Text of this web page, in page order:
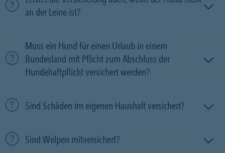
an der Leine ist?
Muss ein Hund für einen Urlaub in einem
Bundesland mit Pflicht zum Abschluss der
Hundehaftpflicht versichert werden?
Sind Schäden im eigenen Haushalt versichert?
Sind Welpen mitversichert?